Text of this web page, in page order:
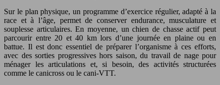
Sur le plan physique, un programme d’exercice régulier, adapté à la
race et à l’âge, permet de conserver endurance, musculature et
souplesse articulaires. En moyenne, un chien de chasse actif peut
parcourir entre 20 et 40 km lors d’une journée en plaine ou en
battue. Il est donc essentiel de préparer l’organisme à ces efforts,
avec des sorties progressives hors saison, du travail de nage pour
ménager les articulations et, si besoin, des activités structurées
comme le canicross ou le cani-VTT.